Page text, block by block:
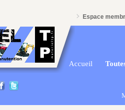
Espace
Accueil